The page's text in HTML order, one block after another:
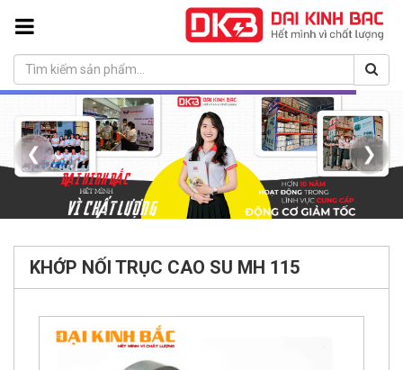
❮ ❯
KHỚP NỐI TRỤC CAO SU MH 115